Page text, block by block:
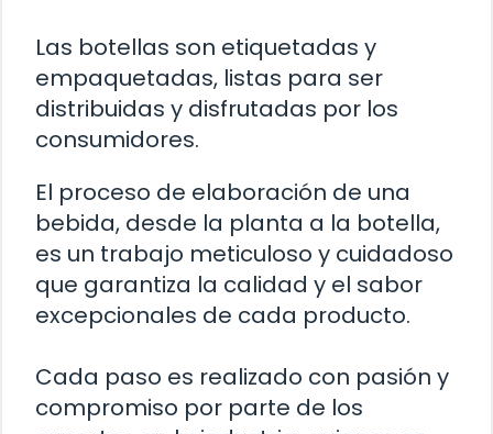
Las botellas son etiquetadas y
empaquetadas, listas para ser
distribuidas y disfrutadas por los
consumidores.
El proceso de elaboración de una
bebida, desde la planta a la botella,
es un trabajo meticuloso y cuidadoso
que garantiza la calidad y el sabor
excepcionales de cada producto.
Cada paso es realizado con pasión y
compromiso por parte de los